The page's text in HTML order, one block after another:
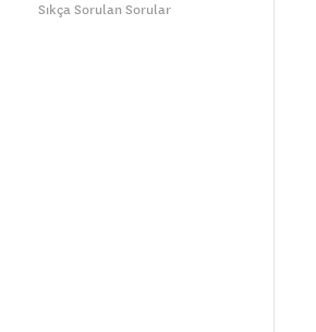
Sıkça Sorulan Sorular